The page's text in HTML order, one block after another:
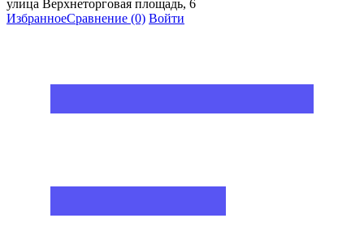
улица Верхнеторговая площадь, 6
ИзбранноеСравнение (0) Войти